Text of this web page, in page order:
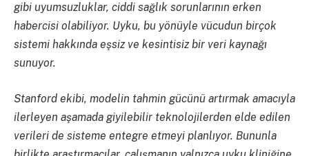
gibi uyumsuzluklar, ciddi sağlık sorunlarının erken
habercisi olabiliyor. Uyku, bu yönüyle vücudun birçok
sistemi hakkında eşsiz ve kesintisiz bir veri kaynağı
sunuyor.
Stanford ekibi, modelin tahmin gücünü artırmak amacıyla
ilerleyen aşamada giyilebilir teknolojilerden elde edilen
verileri de sisteme entegre etmeyi planlıyor. Bununla